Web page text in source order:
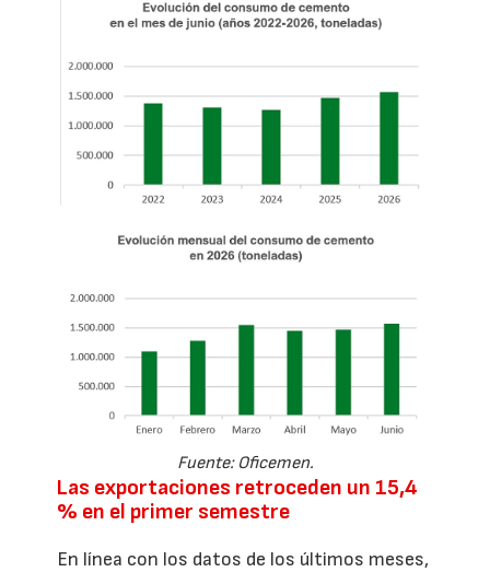
Fuente: Oficemen.
Las exportaciones retroceden un 15,4
% en el primer semestre
En línea con los datos de los últimos meses,